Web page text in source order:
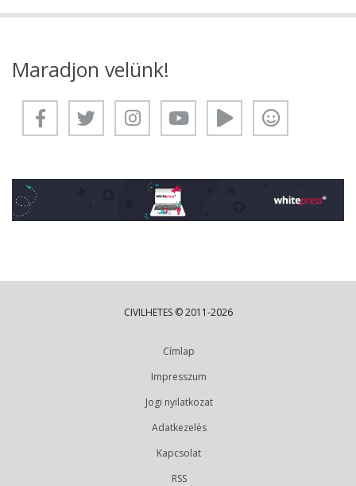
Maradjon velünk!
CIVILHETES © 2011-2026
Címlap
Impresszum
Jogi nyilatkozat
Adatkezelés
Kapcsolat
RSS